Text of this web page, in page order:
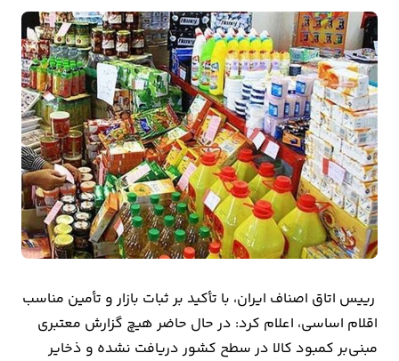
و
بیمه
اقتصاد
جهان
بازار
و
تجارت
کشاورزی
و
مسکن
رییس اتاق اصناف ایران، با تأکید بر ثبات بازار و تأمین مناسب
اقلام اساسی، اعلام کرد: در حال حاضر هیچ گزارش معتبری
مبنی‌بر کمبود کالا در سطح کشور دریافت نشده و ذخایر